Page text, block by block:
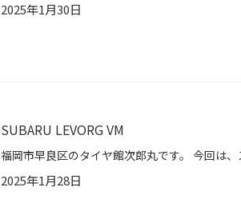
2025年1月30日
SUBARU LEVORG VM
2025年1月28日